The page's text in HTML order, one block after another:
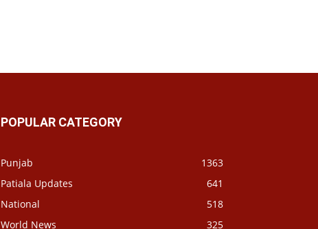
POPULAR CATEGORY
Punjab
1363
Patiala Updates
641
National
518
World News
325